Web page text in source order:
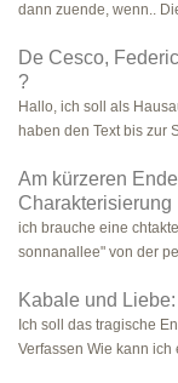
dann zuende, wenn..
De Cesco,
?
Hallo, ich soll als
haben den Text bis zur
Am kürzeren
Charakterisierung
ich brauche eine
sonnanallee" von der
Kabale und
Ich soll das tragische
Verfassen Wie kann ich